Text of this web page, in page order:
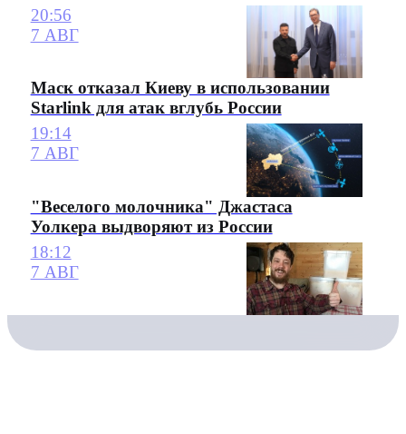
20:56
7 АВГ
Маск отказал Киеву в использовании
Starlink для атак вглубь России
19:14
7 АВГ
"Веселого молочника" Джастаса
Уолкера выдворяют из России
18:12
7 АВГ